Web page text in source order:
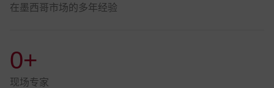
在墨西哥市场的多年经验
0+
现场专家